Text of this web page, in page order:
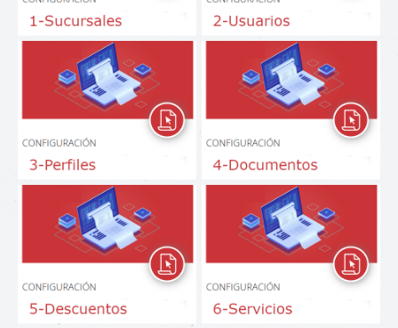
Perfiles Documentos
Descuentos Servicios